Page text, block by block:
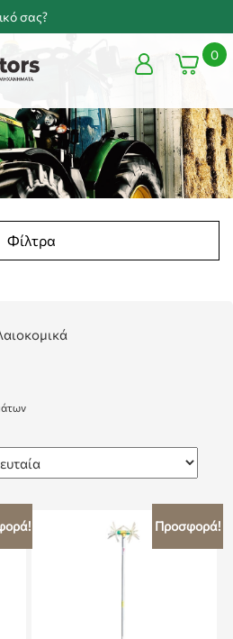
σας?
0
Φίλτρα
Προσφορά!